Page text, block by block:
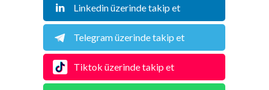
Linkedin üzerinde takip et
Telegram üzerinde takip et
Tiktok üzerinde takip et